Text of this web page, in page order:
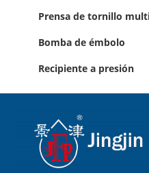
Prensa de tornillo
Bomba de émbolo
Recipiente a presión